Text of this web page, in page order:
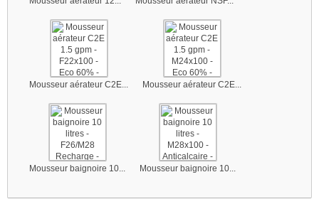
Mousseur aérateur C2E... Mousseur aérateur C2E...
Mousseur baignoire 10... Mousseur baignoire 10...